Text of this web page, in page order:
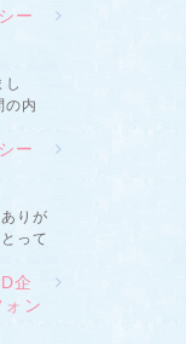
ー
の内
ー
りが
って
企
ン